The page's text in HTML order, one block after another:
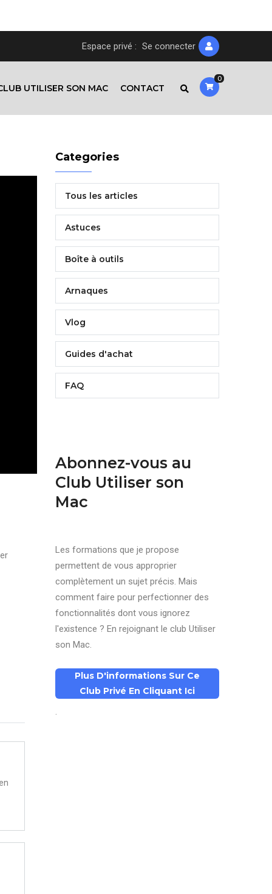
Espace privé : Se connecter
UTILISER SON MAC CONTACT
0
Categories
Tous les articles
Astuces
Boîte à outils
Arnaques
Vlog
Guides d'achat
FAQ
Abonnez-vous au
Club Utiliser son
Mac
Les formations que je propose
permettent de vous approprier
complètement un sujet précis. Mais
comment faire pour perfectionner des
fonctionnalités dont vous ignorez
l'existence ? En rejoignant le club Utiliser
son Mac.
Plus D'informations Sur Ce
Club Privé En Cliquant Ici
.